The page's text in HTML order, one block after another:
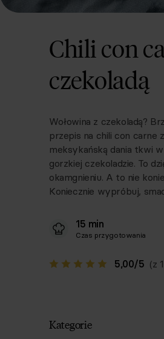
Chili con
czekoladą
Wołowina z czekoladą?
przepis na chili con carne
meksykańską dania tkwi
gorzkiej czekoladzie. To
okamgnieniu. A to nie
Koniecznie wypróbuj,
15 min
Czas przygotowania
5,00/5 (z
Kategorie